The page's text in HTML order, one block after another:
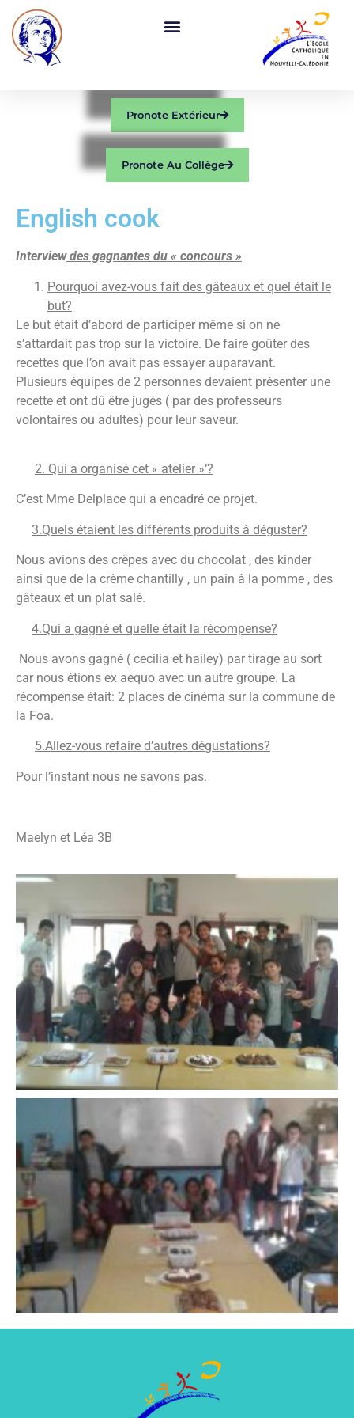
Pronote Extérieur
Pronote Au Collège
English cook
Interviewdes gagnantes du « concours »
Pourquoi avez-vous fait des gâteaux et quel était le
but?
Le but était d’abord de participer même si on ne
s’attardait pas trop sur la victoire. De faire goûter des
recettes que l’on avait pas essayer auparavant.
Plusieurs équipes de 2 personnes devaient présenter une
recette et ont dû être jugés ( par des professeurs
volontaires ou adultes) pour leur saveur.
2. Qui a organisé cet « atelier »‘?
C’est Mme Delplace qui a encadré ce projet.
3.Quels étaient les différents produits à déguster?
Nous avions des crêpes avec du chocolat , des kinder
ainsi que de la crème chantilly , un pain à la pomme , des
gâteaux et un plat salé.
4.Qui a gagné et quelle était la récompense?
Nous avons gagné ( cecilia et hailey) par tirage au sort
car nous étions ex aequo avec un autre groupe. La
récompense était: 2 places de cinéma sur la commune de
la Foa.
5.Allez-vous refaire d’autres dégustations?
Pour l’instant nous ne savons pas.
Maelyn et Léa 3B